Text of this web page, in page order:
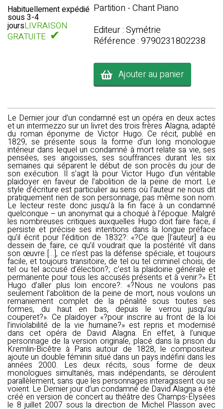
Habituellement expédié
sous 3-4
joursLIVRAISON
GRATUITE ✔
Partition - Chant Piano
Editeur : Symétrie
Référence : 9790231802238
Ajouter au panier
Le Dernier jour d’un condamné est un opéra en deux actes
et un intermezzo sur un livret des trois frères Alagna, adapté
du roman éponyme de Victor Hugo. Ce récit, publié en
1829, se présente sous la forme d’un long monologue
intérieur dans lequel un condamné à mort relate sa vie, ses
pensées, ses angoisses, ses souffrances durant les six
semaines qui séparent le début de son procès du jour de
son exécution. Il s’agit là pour Victor Hugo d’un véritable
plaidoyer en faveur de l’abolition de la peine de mort. Le
style d’écriture est particulier au sens où l’auteur ne nous dit
pratiquement rien de son personnage, pas même son nom.
Le lecteur reste donc jusqu’à la fin face à un condamné
quelconque – un anonymat qui a choqué à l’époque. Malgré
les nombreuses critiques auxquelles Hugo doit faire face, il
persiste et précise ses intentions dans la longue préface
qu’il écrit pour l’édition de 1832?: «?Ce que [l’auteur] a eu
dessein de faire, ce qu’il voudrait que la postérité vît dans
son œuvre […], ce n’est pas la défense spéciale, et toujours
facile, et toujours transitoire, de tel ou tel criminel choisi, de
tel ou tel accusé d’élection?; c’est la plaidoirie générale et
permanente pour tous les accusés présents et à venir.?» Et
Hugo d’aller plus loin encore?: «?Nous ne voulons pas
seulement l’abolition de la peine de mort, nous voulons un
remaniement complet de la pénalité sous toutes ses
formes, du haut en bas, depuis le verrou jusqu’au
couperet?». Ce plaidoyer «?pour inscrire au front de la loi
l’inviolabilité de la vie humaine?» est repris et modernisé
dans cet opéra de David Alagna. En effet, à l’unique
personnage de la version originale, placé dans la prison du
Kremlin-Bicêtre à Paris autour de 1828, le compositeur
ajoute un double féminin situé dans un pays indéfini dans les
années 2000. Les deux récits, sous forme de deux
monologues simultanés, mais indépendants, se déroulent
parallèlement, sans que les personnages interagissent ou se
voient. Le Dernier jour d’un condamné de David Alagna a été
créé en version de concert au théâtre des Champs-Élysées
le 8 juillet 2007 sous la direction de Michel Plasson avec